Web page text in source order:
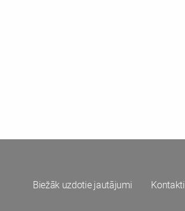
Biežāk uzdotie jautājumi Kontakti